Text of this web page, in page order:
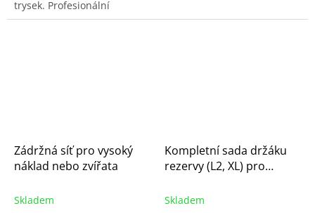
trysek. Profesionální
produkt.
Zádržná síť pro vysoký
náklad nebo zvířata
Skladem
Kompletní sada držáku
rezervy (L2, XL) pro
Proace, Doblo – včetně
Skladem